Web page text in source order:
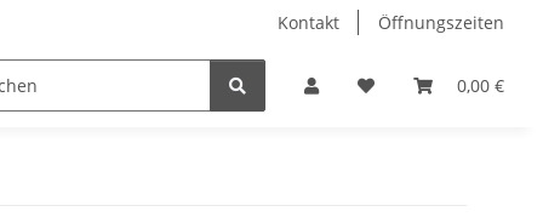
Kontakt Öffnungszeiten
0,00 €
Hobby Horse Dienstleistungen Geschenkartikel &